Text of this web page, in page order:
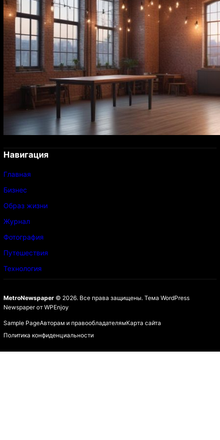
Навигация
Главная
Бизнес
Образ жизни
Журнал
Фотография
Путешествия
Технология
MetroNewspaper© 2026. Все права защищены. Тема WordPress
Newspaperот WPEnjoy
Sample PageАвторам и правообладателямКарта сайта
Политика конфиденциальности